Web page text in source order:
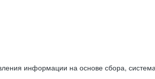
информации на основе сбора,